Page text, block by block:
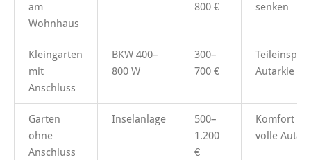
am
Wohnhaus
800 €
senken
Kleingarten
mit
Anschluss
BKW 400–
800 W
300–
700 €
Autarkie
Garten
ohne
Anschluss
Inselanlage
500–
1.200
€
Komfort &
volle